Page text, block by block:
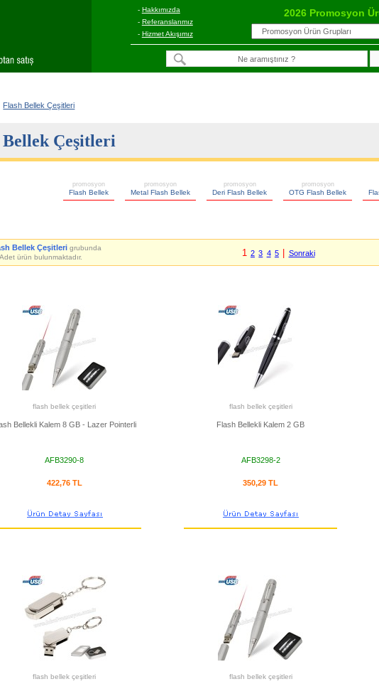
- Hakkımızda
- Referanslarımız
- Hizmet Akışımız
2026 Promosyon
Flash Bellek Çeşitleri
Bellek Çeşitleri
promosyon
Flash Bellek
promosyon
Metal Flash Bellek
promosyon
Deri Flash Bellek
promosyon
OTG Flash Bellek
Bellek Çeşitlerigrubunda
ürün bulunmaktadır.
1 2 3 4 5| Sonraki
flash bellek çeşitleri
Bellekli Kalem 8 GB - Lazer Pointerli
AFB3290-8
422,76 TL
flash bellek çeşitleri
Flash Bellekli Kalem 2 GB
AFB3298-2
350,29 TL
flash bellek çeşitleri flash bellek çeşitleri